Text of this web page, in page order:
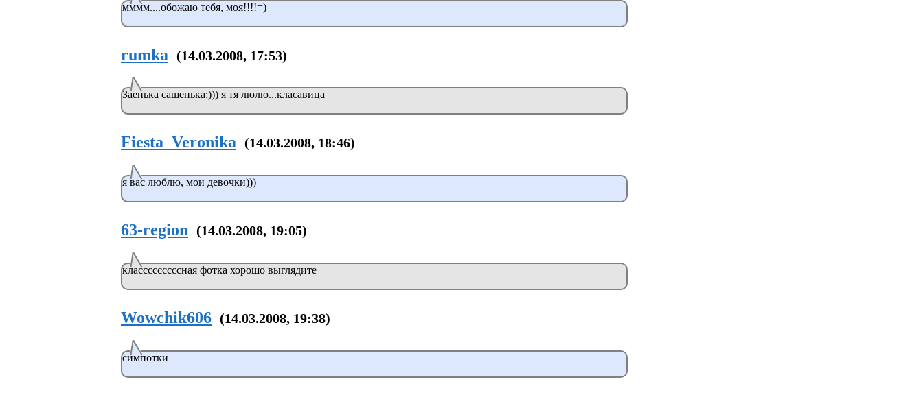
мммм....обожаю тебя, моя!!!!=)
rumka (14.03.2008, 17:53)
Заенька сашенька:))) я тя люлю...класавица
Fiesta_Veronika (14.03.2008, 18:46)
я вас люблю, мои девочки)))
63-region (14.03.2008, 19:05)
класссссссссная фотка хорошо выглядите
Wowchik606 (14.03.2008, 19:38)
симпотки